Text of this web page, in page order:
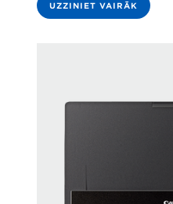
UZZINIET VAIRĀK